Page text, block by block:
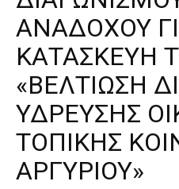
ΑΝΑΔΟΧΟΥ
ΚΑΤΑΣΚΕΥΗ
«ΒΕΛΤΙΩΣΗ
ΥΔΡΕΥΣΗΣ
ΤΟΠΙΚΗΣ
ΑΡΓΥΡΙΟΥ»